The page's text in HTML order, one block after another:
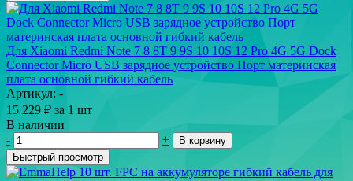
Для Xiaomi Redmi Note 7 8 8T 9 9S 10 10S 12 Pro 4G 5G Dock
Connector Micro USB зарядное устройство Порт материнская
плата основной гибкий кабель
Артикул: -
15 229 ₽ за 1 шт
В наличии
-
+
В корзину
Быстрый просмотр